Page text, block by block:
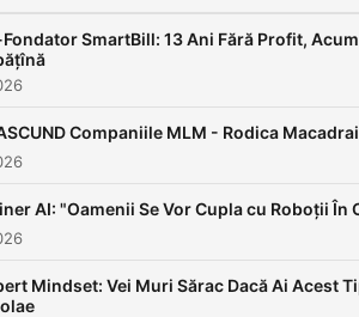
SmartBill: 13 Ani Fără Profit,
Companiile MLM - Rodica Macadrai
AI: "Oamenii Se Vor Cupla cu Roboții În
Mindset: Vei Muri Sărac Dacă Ai Acest